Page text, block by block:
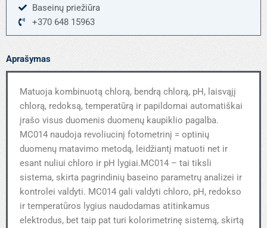
Baseinų priežiūra
+370 648 15963
Aprašymas
Matuoja kombinuotą chlorą, bendrą chlorą, pH, laisvąjį
chlorą, redoksą, temperatūrą ir papildomai automatiškai
įrašo visus duomenis duomenų kaupiklio pagalba.
MC014 naudoja revoliucinį fotometrinį = optinių
duomenų matavimo metodą, leidžiantį matuoti net ir
esant nuliui chloro ir pH lygiai.MC014 – tai tiksli
sistema, skirta pagrindinių baseino parametrų analizei ir
kontrolei valdyti. MC014 gali valdyti chloro, pH, redokso
ir temperatūros lygius naudodamas atitinkamus
elektrodus, bet taip pat turi kolorimetrinę sistemą, skirtą